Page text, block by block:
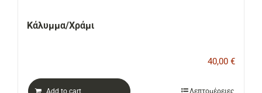
Κάλυμμα/Χράμι
40,00 €
Add to cart Λεπτομέρειες